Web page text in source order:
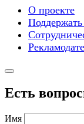
О проекте
Есть
Имя